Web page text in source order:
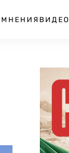
МНЕНИЯ ВИДЕО